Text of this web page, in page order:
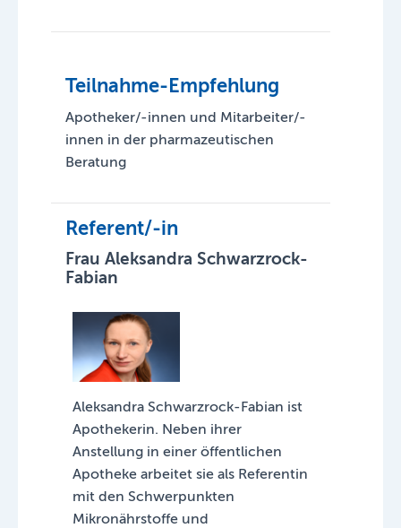
Teilnahme-Empfehlung
Apotheker/-innen und Mitarbeiter/-
innen in der pharmazeutischen
Beratung
Referent/-in
Frau Aleksandra Schwarzrock-
Fabian
Aleksandra Schwarzrock-Fabian ist
Apothekerin. Neben ihrer
Anstellung in einer öffentlichen
Apotheke arbeitet sie als Referentin
mit den Schwerpunkten
Mikronährstoffe und